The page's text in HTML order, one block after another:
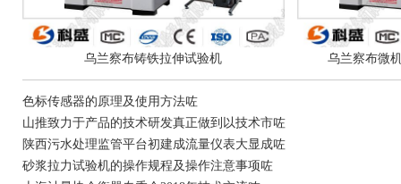
乌兰察布铸铁拉伸试验机 乌兰察布微
色标传感器的原理及使用方法咗
山推致力于产品的技术研发真正做到以技术市咗
陕西污水处理监管平台初建成流量仪表大显成咗
砂浆拉力试验机的操作规程及操作注意事项咗